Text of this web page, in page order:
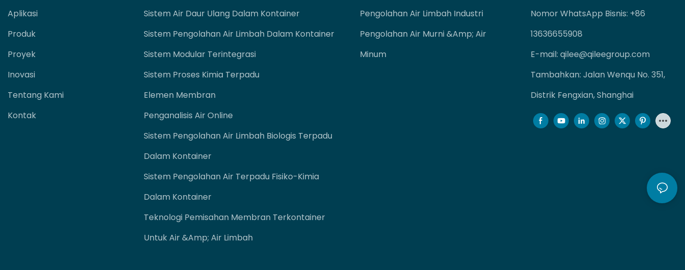
Aplikasi
Produk
Proyek
Inovasi
Tentang Kami
Kontak
Sistem Air Daur Ulang Dalam Kontainer
Sistem Pengolahan Air Limbah Dalam Kontainer
Sistem Modular Terintegrasi
Sistem Proses Kimia Terpadu
Elemen Membran
Penganalisis Air Online
Sistem Pengolahan Air Limbah Biologis Terpadu
Dalam Kontainer
Sistem Pengolahan Air Terpadu Fisiko-Kimia
Dalam Kontainer
Teknologi Pemisahan Membran Terkontainer
Untuk Air &amp; Air Limbah
Pengolahan Air Limbah Industri
Pengolahan Air Murni &amp; Air
Minum
Nomor WhatsApp Bisnis: +86
13636655908
E-mail: qilee@qileegroup.com
Tambahkan: Jalan Wenqu No. 351,
Distrik Fengxian, Shanghai